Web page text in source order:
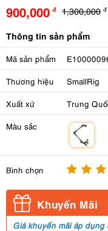
900,000 đ 1,300,000 đ
Thông tin sản phẩm
Mã sản phẩm
Thương hiệu SmallRig
Xuất xứ Trung
Màu sắc
Bình chọn
Khuyến Mãi
Giá khuyến mãi áp